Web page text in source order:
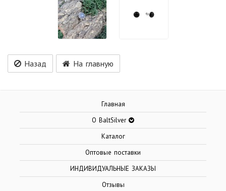
Назад На главную
Главная
О BaltSilver
Каталог
Оптовые поставки
ИНДИВИДУАЛЬНЫЕ ЗАКАЗЫ
Отзывы